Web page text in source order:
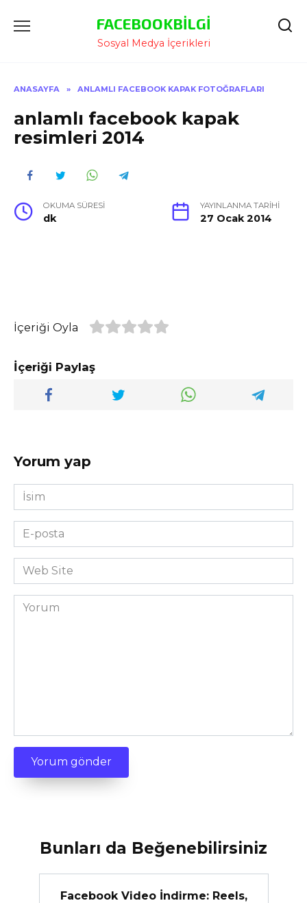
Atla
FACEBOOKBILGI
Sosyal Medya İçerikleri
ANASAYFA » ANLAMLI FACEBOOK KAPAK FOTOĞRAFLARI
anlamlı facebook kapak
resimleri 2014
OKUMA SÜRESI
dk
YAYINLANMA TARIHI
27 Ocak 2014
İçeriği Oyla
İçeriği Paylaş
Yorum yap
İsim
*
E-
posta
*Web
Site
Yorum
Bunları da Beğenebilirsiniz
Facebook Video İndirme: Reels,